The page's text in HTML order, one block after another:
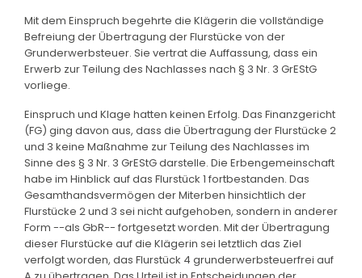
Mit dem Einspruch begehrte die Klägerin die vollständige
Befreiung der Übertragung der Flurstücke von der
Grunderwerbsteuer. Sie vertrat die Auffassung, dass ein
Erwerb zur Teilung des Nachlasses nach § 3 Nr. 3 GrEStG
vorliege.
Einspruch und Klage hatten keinen Erfolg. Das Finanzgericht
(FG) ging davon aus, dass die Übertragung der Flurstücke 2
und 3 keine Maßnahme zur Teilung des Nachlasses im
Sinne des § 3 Nr. 3 GrEStG darstelle. Die Erbengemeinschaft
habe im Hinblick auf das Flurstück 1 fortbestanden. Das
Gesamthandsvermögen der Miterben hinsichtlich der
Flurstücke 2 und 3 sei nicht aufgehoben, sondern in anderer
Form --als GbR-- fortgesetzt worden. Mit der Übertragung
dieser Flurstücke auf die Klägerin sei letztlich das Ziel
verfolgt worden, das Flurstück 4 grunderwerbsteuerfrei auf